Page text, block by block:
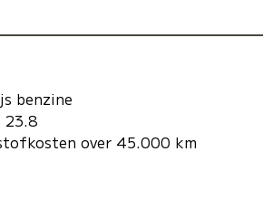
benzine
23.8
over 45.000 km